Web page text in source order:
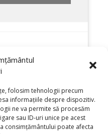
folosim tehnologii precum
informațiile despre dispozitiv.
ne va permite să procesăm
sau ID-uri unice pe acest
consimțământului poate afecta